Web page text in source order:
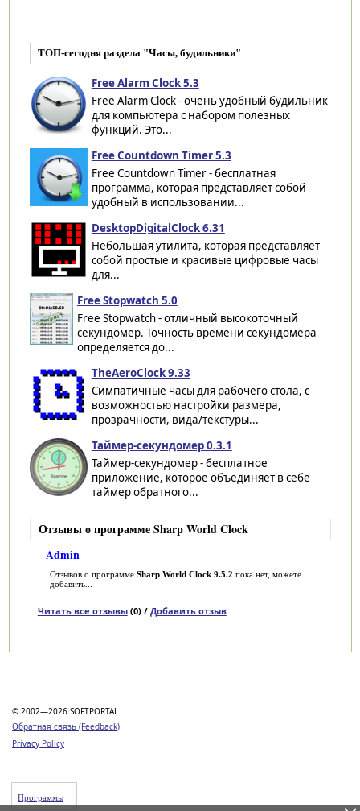
ТОП-сегодня раздела "Часы, будильники"
Free Alarm Clock 5.3
Free Alarm Clock - очень удобный будильник
для компьютера с набором полезных
функций. Это...
Free Countdown Timer 5.3
Free Countdown Timer - бесплатная
программа, которая представляет собой
удобный в использовании...
DesktopDigitalClock 6.31
Небольшая утилита, которая представляет
собой простые и красивые цифровые часы
для...
Free Stopwatch 5.0
Free Stopwatch - отличный высокоточный
секундомер. Точность времени секундомера
определяется до...
TheAeroClock 9.33
Симпатичные часы для рабочего стола, с
возможностью настройки размера,
прозрачности, вида/текстуры...
Таймер-секундомер 0.3.1
Таймер-секундомер - бесплатное
приложение, которое объединяет в себе
таймер обратного...
Отзывы о программе Sharp World Clock
Admin
Отзывов о программе Sharp World Clock 9.5.2 пока нет, можете
добавить...
Читать все отзывы(0) / Добавить отзыв
© 2002—2026 SOFTPORTAL
Обратная связь (Feedback)
Privacy Policy
Программы